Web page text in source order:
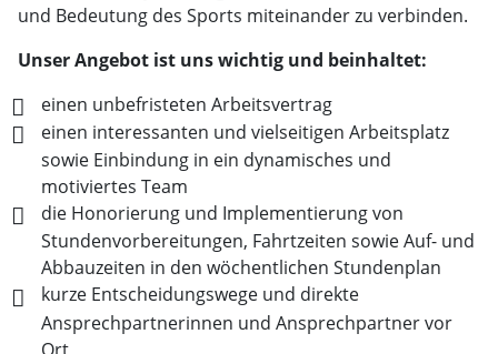
und Bedeutung des Sports miteinander zu verbinden.
Unser Angebot ist uns wichtig und beinhaltet:
einen unbefristeten Arbeitsvertrag
einen interessanten und vielseitigen Arbeitsplatz
sowie Einbindung in ein dynamisches und
motiviertes Team
die Honorierung und Implementierung von
Stundenvorbereitungen, Fahrtzeiten sowie Auf- und
Abbauzeiten in den wöchentlichen Stundenplan
kurze Entscheidungswege und direkte
Ansprechpartnerinnen und Ansprechpartner vor